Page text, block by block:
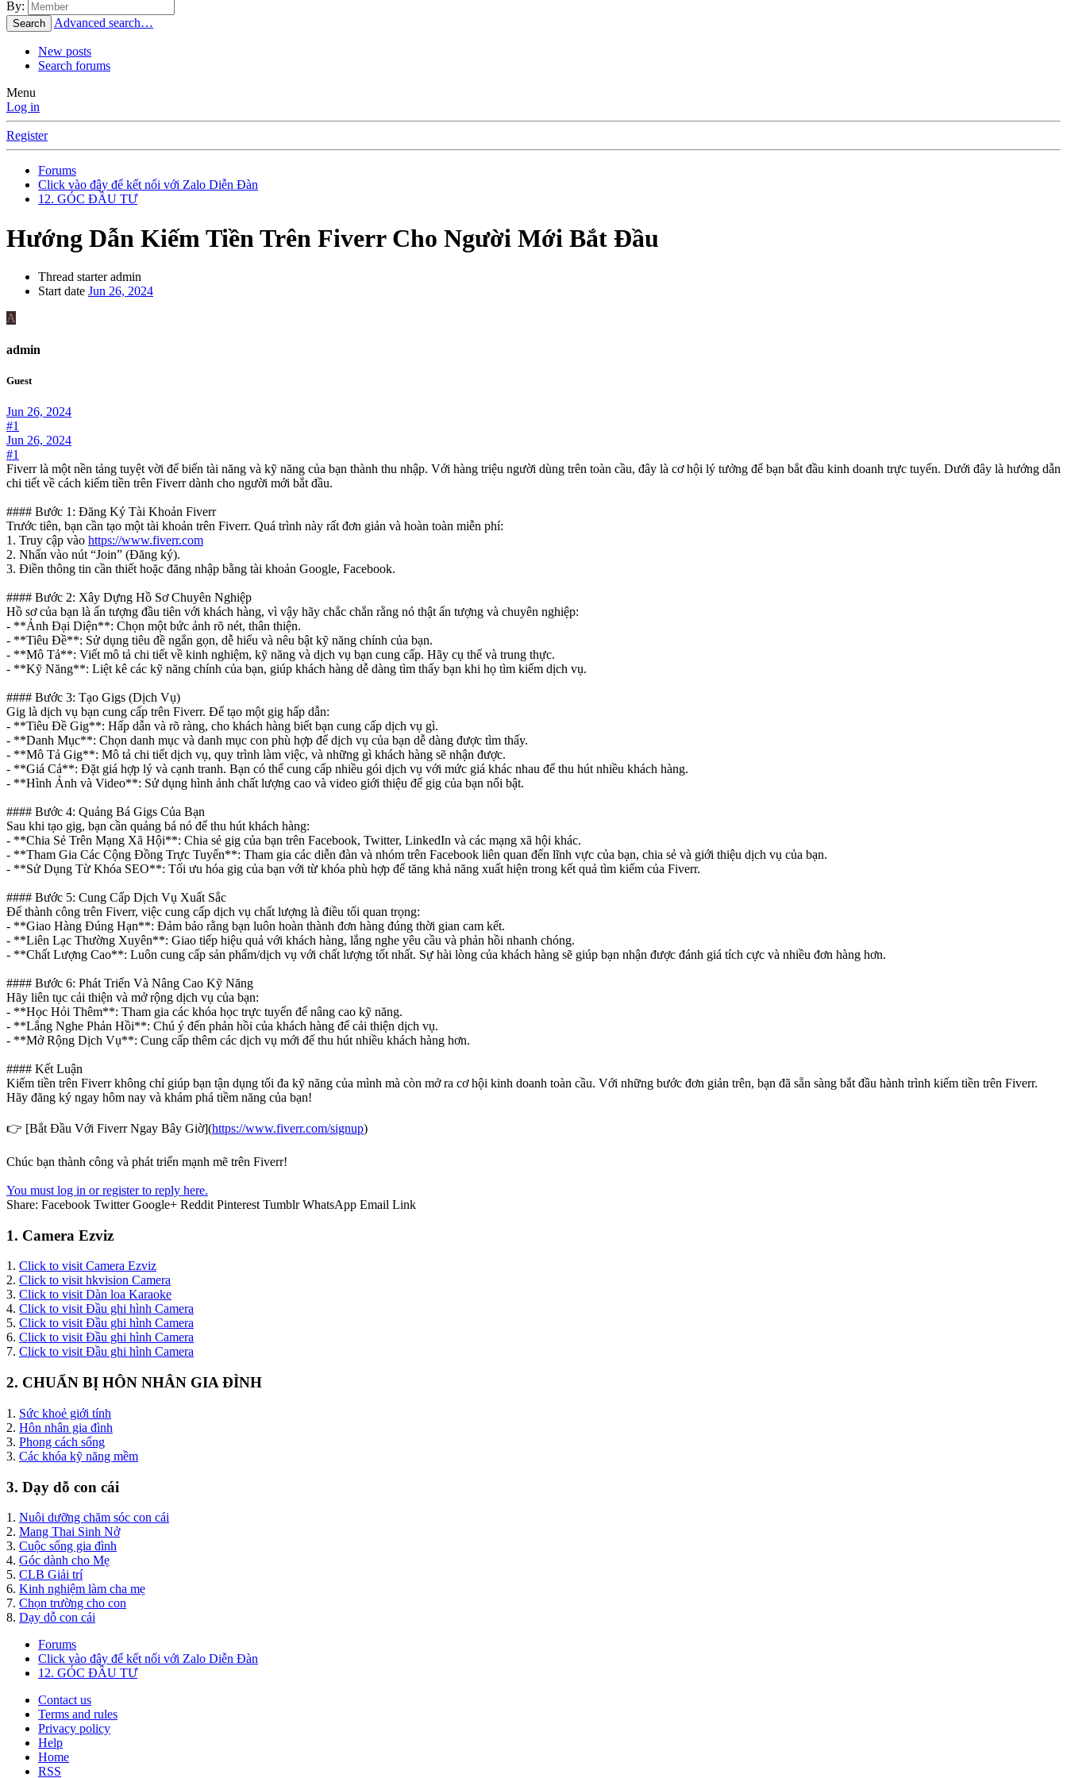
By:
Search Advanced search…
New posts
Search forums
Menu
Log in
Register
Forums
Click vào đây để kết nối với Zalo Diễn Đàn
12. GÓC ĐẦU TƯ
Hướng Dẫn Kiếm Tiền Trên Fiverr Cho Người Mới Bắt Đầu
Thread starter admin
Start date Jun 26, 2024
A
admin
Guest
Jun 26, 2024
#1
Jun 26, 2024
#1
Fiverr là một nền tảng tuyệt vời để biến tài năng và kỹ năng của bạn thành thu nhập. Với hàng triệu người dùng trên toàn cầu, đây là cơ hội lý tưởng để bạn bắt đầu kinh doanh trực tuyến. Dưới đây là hướng dẫn
chi tiết về cách kiếm tiền trên Fiverr dành cho người mới bắt đầu.
#### Bước 1: Đăng Ký Tài Khoản Fiverr
Trước tiên, bạn cần tạo một tài khoản trên Fiverr. Quá trình này rất đơn giản và hoàn toàn miễn phí:
1. Truy cập vào https://www.fiverr.com
2. Nhấn vào nút “Join” (Đăng ký).
3. Điền thông tin cần thiết hoặc đăng nhập bằng tài khoản Google, Facebook.
#### Bước 2: Xây Dựng Hồ Sơ Chuyên Nghiệp
Hồ sơ của bạn là ấn tượng đầu tiên với khách hàng, vì vậy hãy chắc chắn rằng nó thật ấn tượng và chuyên nghiệp:
- **Ảnh Đại Diện**: Chọn một bức ảnh rõ nét, thân thiện.
- **Tiêu Đề**: Sử dụng tiêu đề ngắn gọn, dễ hiểu và nêu bật kỹ năng chính của bạn.
- **Mô Tả**: Viết mô tả chi tiết về kinh nghiệm, kỹ năng và dịch vụ bạn cung cấp. Hãy cụ thể và trung thực.
- **Kỹ Năng**: Liệt kê các kỹ năng chính của bạn, giúp khách hàng dễ dàng tìm thấy bạn khi họ tìm kiếm dịch vụ.
#### Bước 3: Tạo Gigs (Dịch Vụ)
Gig là dịch vụ bạn cung cấp trên Fiverr. Để tạo một gig hấp dẫn:
- **Tiêu Đề Gig**: Hấp dẫn và rõ ràng, cho khách hàng biết bạn cung cấp dịch vụ gì.
- **Danh Mục**: Chọn danh mục và danh mục con phù hợp để dịch vụ của bạn dễ dàng được tìm thấy.
- **Mô Tả Gig**: Mô tả chi tiết dịch vụ, quy trình làm việc, và những gì khách hàng sẽ nhận được.
- **Giá Cả**: Đặt giá hợp lý và cạnh tranh. Bạn có thể cung cấp nhiều gói dịch vụ với mức giá khác nhau để thu hút nhiều khách hàng.
- **Hình Ảnh và Video**: Sử dụng hình ảnh chất lượng cao và video giới thiệu để gig của bạn nổi bật.
#### Bước 4: Quảng Bá Gigs Của Bạn
Sau khi tạo gig, bạn cần quảng bá nó để thu hút khách hàng:
- **Chia Sẻ Trên Mạng Xã Hội**: Chia sẻ gig của bạn trên Facebook, Twitter, LinkedIn và các mạng xã hội khác.
- **Tham Gia Các Cộng Đồng Trực Tuyến**: Tham gia các diễn đàn và nhóm trên Facebook liên quan đến lĩnh vực của bạn, chia sẻ và giới thiệu dịch vụ của bạn.
- **Sử Dụng Từ Khóa SEO**: Tối ưu hóa gig của bạn với từ khóa phù hợp để tăng khả năng xuất hiện trong kết quả tìm kiếm của Fiverr.
#### Bước 5: Cung Cấp Dịch Vụ Xuất Sắc
Để thành công trên Fiverr, việc cung cấp dịch vụ chất lượng là điều tối quan trọng:
- **Giao Hàng Đúng Hạn**: Đảm bảo rằng bạn luôn hoàn thành đơn hàng đúng thời gian cam kết.
- **Liên Lạc Thường Xuyên**: Giao tiếp hiệu quả với khách hàng, lắng nghe yêu cầu và phản hồi nhanh chóng.
- **Chất Lượng Cao**: Luôn cung cấp sản phẩm/dịch vụ với chất lượng tốt nhất. Sự hài lòng của khách hàng sẽ giúp bạn nhận được đánh giá tích cực và nhiều đơn hàng hơn.
#### Bước 6: Phát Triển Và Nâng Cao Kỹ Năng
Hãy liên tục cải thiện và mở rộng dịch vụ của bạn:
- **Học Hỏi Thêm**: Tham gia các khóa học trực tuyến để nâng cao kỹ năng.
- **Lắng Nghe Phản Hồi**: Chú ý đến phản hồi của khách hàng để cải thiện dịch vụ.
- **Mở Rộng Dịch Vụ**: Cung cấp thêm các dịch vụ mới để thu hút nhiều khách hàng hơn.
#### Kết Luận
Kiếm tiền trên Fiverr không chỉ giúp bạn tận dụng tối đa kỹ năng của mình mà còn mở ra cơ hội kinh doanh toàn cầu. Với những bước đơn giản trên, bạn đã sẵn sàng bắt đầu hành trình kiếm tiền trên Fiverr.
Hãy đăng ký ngay hôm nay và khám phá tiềm năng của bạn!
👉 [Bắt Đầu Với Fiverr Ngay Bây Giờ](https://www.fiverr.com/signup)
Chúc bạn thành công và phát triển mạnh mẽ trên Fiverr!
You must log in or register to reply here.
Share: Facebook Twitter Google+ Reddit Pinterest Tumblr WhatsApp Email Link
1. Camera Ezviz
1. Click to visit Camera Ezviz
2. Click to visit hkvision Camera
3. Click to visit Dàn loa Karaoke
4. Click to visit Đầu ghi hình Camera
5. Click to visit Đầu ghi hình Camera
6. Click to visit Đầu ghi hình Camera
7. Click to visit Đầu ghi hình Camera
2. CHUẨN BỊ HÔN NHÂN GIA ĐÌNH
1. Sức khoẻ giới tính
2. Hôn nhân gia đình
3. Phong cách sống
3. Các khóa kỹ năng mềm
3. Dạy dỗ con cái
1. Nuôi dưỡng chăm sóc con cái
2. Mang Thai Sinh Nở
3. Cuộc sống gia đình
4. Góc dành cho Mẹ
5. CLB Giải trí
6. Kinh nghiệm làm cha mẹ
7. Chọn trường cho con
8. Dạy dỗ con cái
Forums
Click vào đây để kết nối với Zalo Diễn Đàn
12. GÓC ĐẦU TƯ
Contact us
Terms and rules
Privacy policy
Help
Home
RSS